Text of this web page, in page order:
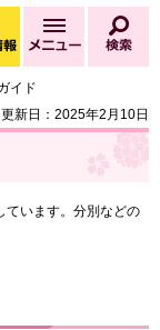
緊急情報
緊急情報を開く
メニュー
イド
更新日：2025年2月10日
ています。分別などの